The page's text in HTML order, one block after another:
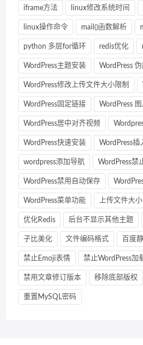
iframe方法 linux修改系统时间
linux操作命令 mail()函数解析
python 多层for循环 redis优化
WordPress主题安装 WordPress
WordPress修改上传文件大小限制
WordPress固定链接 WordPress 图
WordPress居中对齐视频
WordPress快速安装 WordPress插
wordpress添加导航 WordPress禁
WordPress禁用自动保存
WordPress菜单功能 上传文件大
优化Redis 后台不显示其他主题
子比美化 文件编码格式 百度
禁止Emoji表情 禁止WordPress加
禁用文章修订版本 移除底部版权
重置MySQL密码